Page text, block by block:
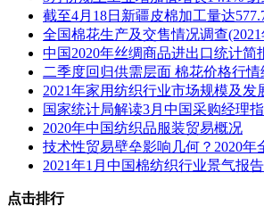
截至4月18日新疆皮棉加工量达
全国棉花生产及交售情况调查
中国2020年丝绸商品进出口统计简
二季度回归供需层面 棉花价格行
2021年家用纺织行业市场规模及发
国家统计局解读3月中国采购经理
2020年中国纺织品服装贸易概况
技术性贸易壁垒影响几何？2020
2021年1月中国棉纺织行业景气报告
点击排行